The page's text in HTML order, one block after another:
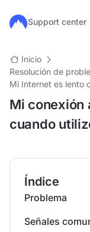
Ir al contenido
Support center
Inicio
Resolución de
Mi Internet es lento
Mi conexión
cuando
Índice
Problema
Señales